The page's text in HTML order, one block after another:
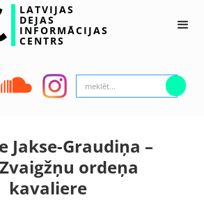
LATVIJAS
DEJAS
INFORMĀCIJAS
CENTRS
Jakse-Graudiņa –
ordeņa
kavaliere